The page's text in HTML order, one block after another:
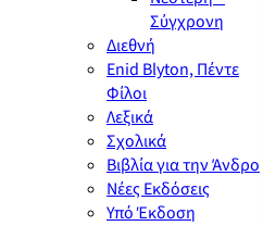
Σύγχρονη
Διεθνή
Enid Blyton, Πέντε
Φίλοι
Λεξικά
Σχολικά
Βιβλία για την Άνδρο
Νέες Εκδόσεις
Υπό Έκδοση